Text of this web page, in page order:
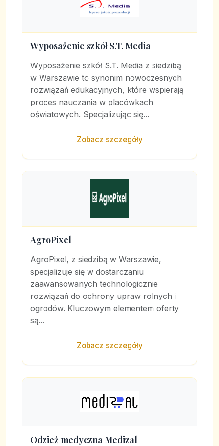
Wyposażenie szkół S.T. Media
Wyposażenie szkół S.T. Media z siedzibą
w Warszawie to synonim nowoczesnych
rozwiązań edukacyjnych, które wspierają
proces nauczania w placówkach
oświatowych. Specjalizując się...
Zobacz szczegóły
AgroPixel
AgroPixel, z siedzibą w Warszawie,
specjalizuje się w dostarczaniu
zaawansowanych technologicznie
rozwiązań do ochrony upraw rolnych i
ogrodów. Kluczowym elementem oferty
są...
Zobacz szczegóły
Odzież medyczna Medizal